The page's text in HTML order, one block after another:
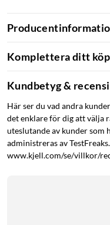
Kort om produkten
2K-upplösning
Automatiskt
kameran stängs av.
12x digital zoom
Inbyggd 80 dB-
Dual-band wifi (2,4
Nätansluten via
Tydlig 2K-bild av
Komplettera ditt köp
Kundbetyg &
Här ser du vad andra
det enklare för dig att välja
uteslutande av kunder som
administreras av
www.kjell.com/se/villkor/